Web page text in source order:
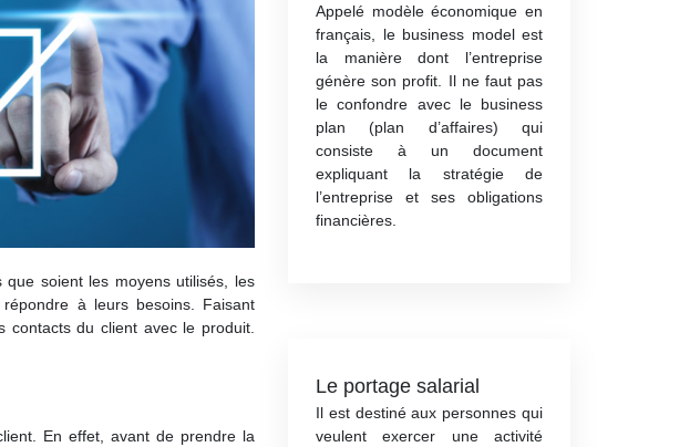
soient les moyens utilisés, les
à leurs besoins. Faisant
contacts du client avec le produit.
En effet, avant de prendre la
Appelé modèle économique en
français, le business model est
la manière dont l’entreprise
génère son profit. Il ne faut pas
le confondre avec le business
plan (plan d’affaires) qui
consiste à un document
expliquant la stratégie de
l’entreprise et ses obligations
financières.
Le portage salarial
Il est destiné aux personnes qui
veulent exercer une activité